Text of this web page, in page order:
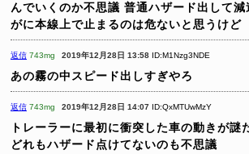
んでいくのか不思議 普通ハザード出して減
がに本線上で止まるのは危ないと思うけど
返信 743mg 2019年12月28日 13:58 ID:M1Nzg3NDE
あの霧の中スピード出しすぎやろ
返信 743mg 2019年12月28日 14:07 ID:QxMTUwMzY
トレーラーに最初に衝突した車の動きが謎
どれもハザード点けてないのも不思議